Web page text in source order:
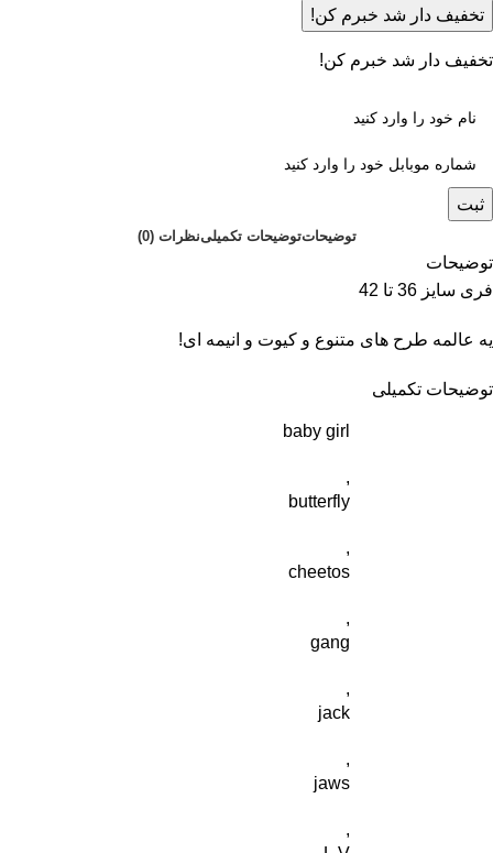
تخفیف دار شد خبرم کن!
تخفیف دار شد خبرم کن!
ثبت
توضیحاتتوضیحات تکمیلینظرات (0)
توضیحات
فری سایز 36 تا 42
یه عالمه طرح های متنوع و کیوت و انیمه ای!
توضیحات تکمیلی
baby girl
,
butterfly
,
cheetos
,
gang
,
jack
,
jaws
,